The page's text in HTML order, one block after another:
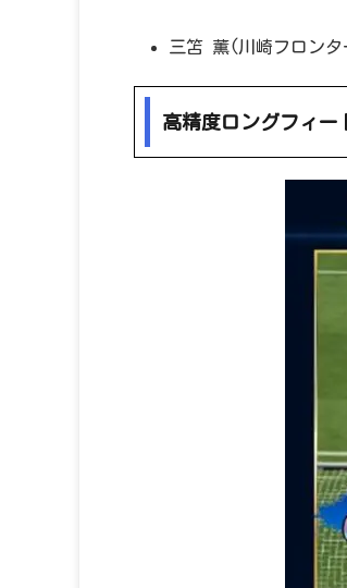
三笘 薫(川崎フロンタ
高精度ロングフィー